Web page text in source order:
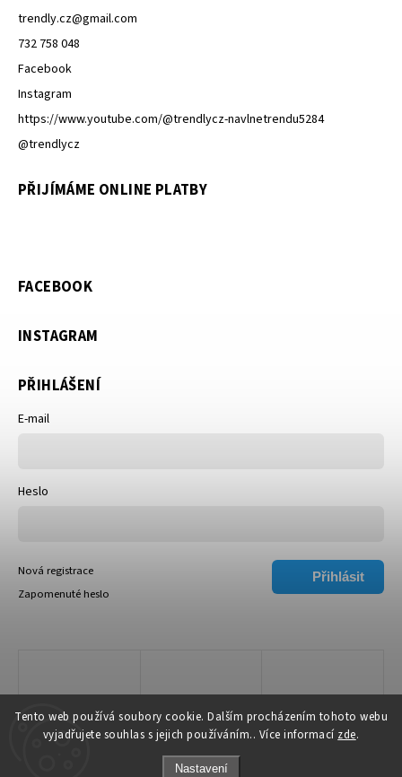
Tento web používá soubory cookie. Dalším procházením tohoto webu
vyjadřujete souhlas s jejich používáním.. Více informací zde.
Nastavení
trendly.cz@gmail.com
732 758 048
Facebook
Instagram
https://www.youtube.com/@trendlycz-navlnetrendu5284
@trendlycz
PŘIJÍMÁME ONLINE PLATBY
FACEBOOK
INSTAGRAM
PŘIHLÁŠENÍ
E-mail
Heslo
Přihlásit
Nová registrace
Zapomenuté heslo